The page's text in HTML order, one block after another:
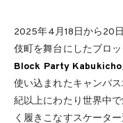
2025年4月18日から20
伎町を舞台にしたブロ
Block Party Kabukicho
使い込まれたキャンバ
紀以上にわたり世界中
く履きこなすスケータ